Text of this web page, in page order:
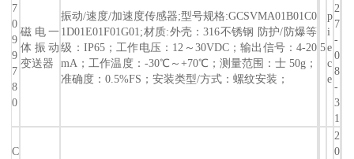
7
0
9
9
7
8
0
磁电一
体振动
变送器
振动/速度/加速度传感器;型号规格:GCSVMA01B01C0
1D01E01F01G01;材质:外壳：316不锈钢 防护/防爆等
级：IP65；工作电压：12～30VDC；输出信号：4-20
mA；工作温度：-30℃～+70℃；测量范围：士 50g；
准确度：0.5%FS；安装类型/方式：螺纹安装；
5
p
i
e
c
e
2
7
-
0
8
-
3
1
C
2
0